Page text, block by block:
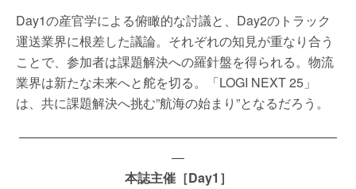
Day1の産官学による俯瞰的な討議と、Day2のトラック
運送業界に根差した議論。それぞれの知見が重なり合う
ことで、参加者は課題解決への羅針盤を得られる。物流
業界は新たな未来へと舵を切る。「LOGI NEXT 25」
は、共に課題解決へ挑む”航海の始まり”となるだろう。
—————————————————————————
—
本誌主催［Day1］